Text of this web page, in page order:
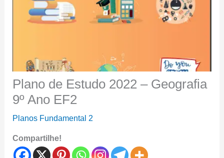
Plano de Estudo 2022 – Geografia
9º Ano EF2
Planos Fundamental 2
Compartilhe!